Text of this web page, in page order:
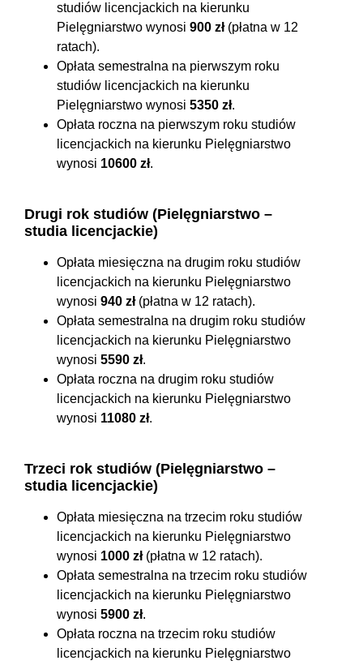
studiów licencjackich na kierunku
Pielęgniarstwo wynosi 900 zł(płatna w 12
ratach).
Opłata semestralna na pierwszym roku
studiów licencjackich na kierunku
Pielęgniarstwo wynosi 5350 zł.
Opłata roczna na pierwszym roku studiów
licencjackich na kierunku Pielęgniarstwo
wynosi 10600 zł.
Drugi rok studiów (Pielęgniarstwo –
studia licencjackie)
Opłata miesięczna na drugim roku studiów
licencjackich na kierunku Pielęgniarstwo
wynosi 940 zł(płatna w 12 ratach).
Opłata semestralna na drugim roku studiów
licencjackich na kierunku Pielęgniarstwo
wynosi 5590 zł.
Opłata roczna na drugim roku studiów
licencjackich na kierunku Pielęgniarstwo
wynosi 11080 zł.
Trzeci rok studiów (Pielęgniarstwo –
studia licencjackie)
Opłata miesięczna na trzecim roku studiów
licencjackich na kierunku Pielęgniarstwo
wynosi 1000 zł(płatna w 12 ratach).
Opłata semestralna na trzecim roku studiów
licencjackich na kierunku Pielęgniarstwo
wynosi 5900 zł.
Opłata roczna na trzecim roku studiów
licencjackich na kierunku Pielęgniarstwo